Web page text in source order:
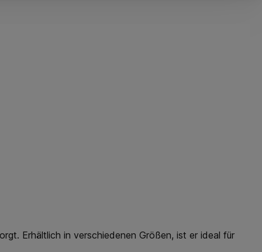
Erhältlich in verschiedenen Größen, ist er ideal für